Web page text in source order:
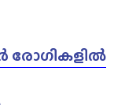
രോഗികളിൽ